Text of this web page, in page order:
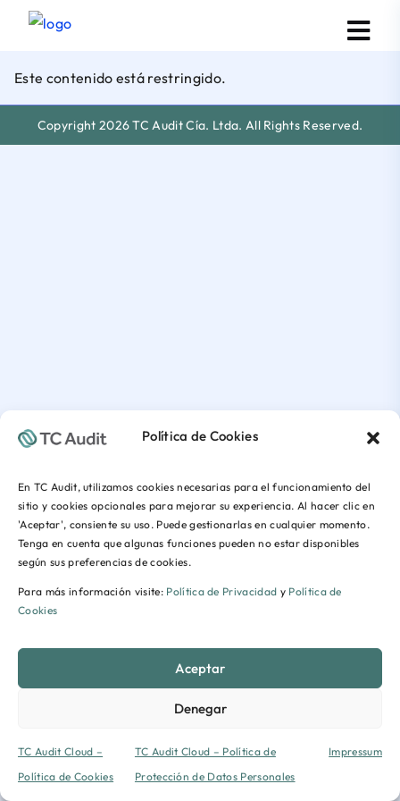
Política de Cookies
En TC Audit, utilizamos cookies necesarias para el funcionamiento del
sitio y cookies opcionales para mejorar su experiencia. Al hacer clic en
'Aceptar', consiente su uso. Puede gestionarlas en cualquier momento.
Tenga en cuenta que algunas funciones pueden no estar disponibles
según sus preferencias de cookies.
Para más información visite: Política de Privacidad y Política de
Cookies
Aceptar
Denegar
TC Audit Cloud –
Política de Cookies
TC Audit Cloud – Política de
Protección de Datos Personales
Impressum
Este contenido está restringido.
Copyright 2026 TC Audit Cía. Ltda. All Rights Reserved.